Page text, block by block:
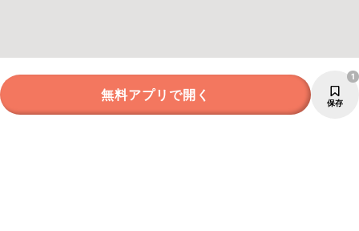
無料アプリで開く 保存
1